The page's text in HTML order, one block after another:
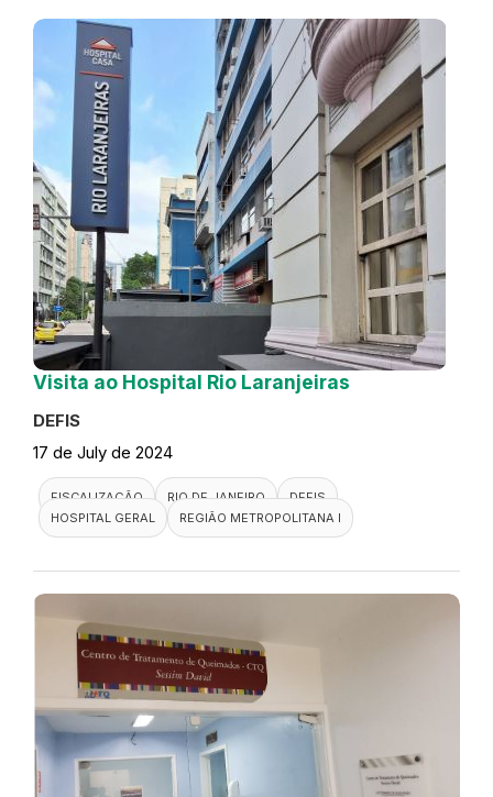
Visita ao Hospital Rio Laranjeiras
DEFIS
17 de July de 2024
FISCALIZAÇÃO RIO DE JANEIRO
DEFIS
HOSPITAL GERAL
REGIÃO METROPOLITANA I